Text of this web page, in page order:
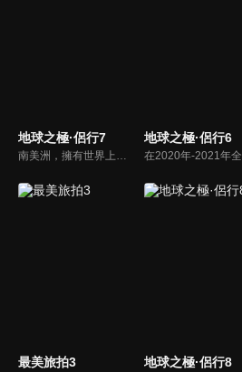
地球之極·侶行7 地球之極·侶行6
最美旅拍3 地球之極·侶行8